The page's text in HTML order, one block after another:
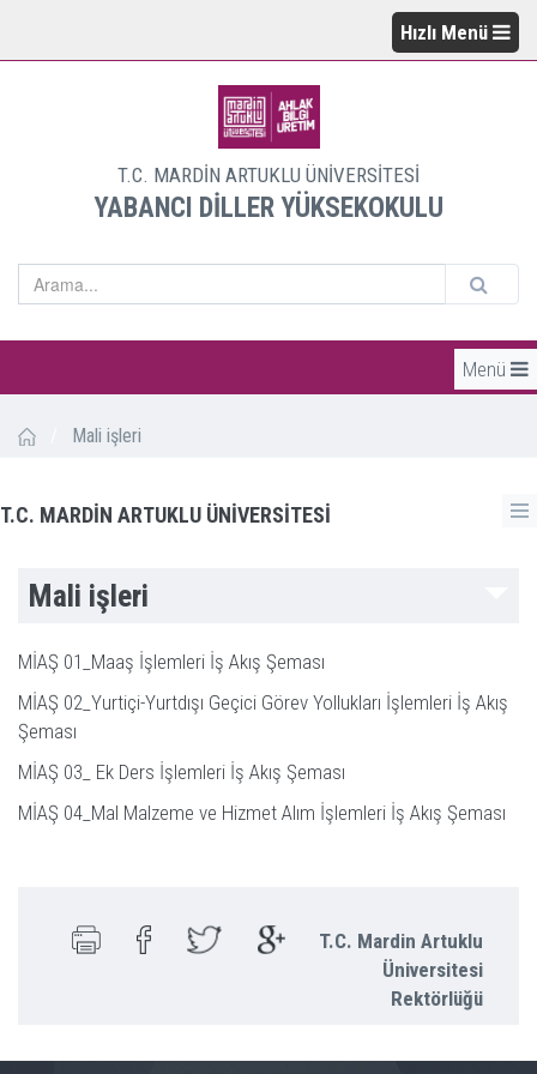
Hızlı Menü
T.C. MARDİN ARTUKLU ÜNİVERSİTESİ
YABANCI DİLLER YÜKSEKOKULU
Menü
Mali işleri
T.C. MARDİN ARTUKLU ÜNİVERSİTESİ
Mali işleri
MİAŞ 01_Maaş İşlemleri İş Akış Şeması
MİAŞ 02_Yurtiçi-Yurtdışı Geçici Görev Yollukları İşlemleri İş Akış
Şeması
MİAŞ 03_ Ek Ders İşlemleri İş Akış Şeması
MİAŞ 04_Mal Malzeme ve Hizmet Alım İşlemleri İş Akış Şeması
T.C. Mardin Artuklu
Üniversitesi
Rektörlüğü